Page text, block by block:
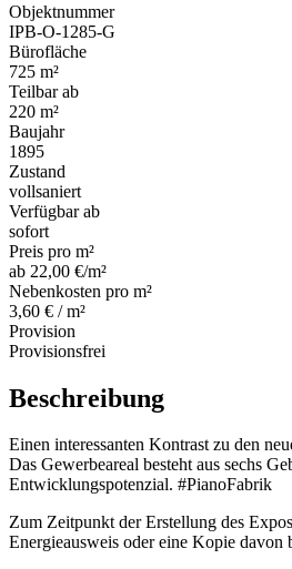
Objektnummer
IPB-O-1285-G
Bürofläche
725 m²
Teilbar ab
220 m²
Baujahr
1895
Zustand
vollsaniert
Verfügbar ab
sofort
Preis pro m²
ab 22,00 €/m²
Nebenkosten pro m²
3,60 € / m²
Provision
Provisionsfrei
Beschreibung
Einen interessanten Kontrast zu den
Das Gewerbeareal besteht aus sechs
Entwicklungspotenzial. #PianoFabrik
Zum Zeitpunkt der Erstellung des
Energieausweis oder eine Kopie